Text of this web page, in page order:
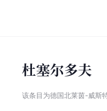
杜塞尔多夫
该条目为德国北莱茵-威斯